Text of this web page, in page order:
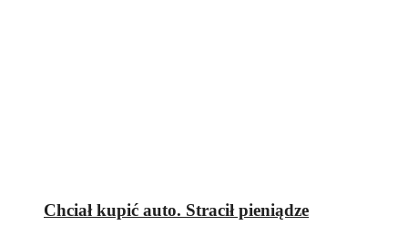
Chciał kupić auto. Stracił pieniądze